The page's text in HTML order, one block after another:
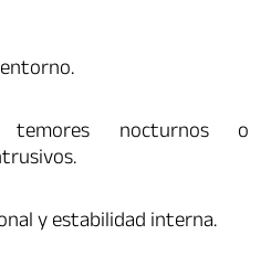
temores nocturnos o
y estabilidad interna.